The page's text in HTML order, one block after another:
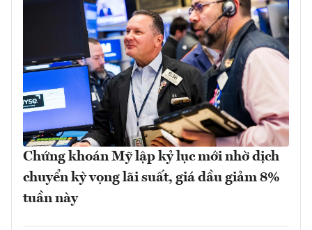
Chứng khoán Mỹ lập kỷ lục mới nhờ dịch
chuyển kỳ vọng lãi suất, giá dầu giảm 8%
tuần này